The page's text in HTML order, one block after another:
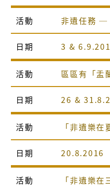
活動 非遺任務 ─
日期 3 &
活動 區區有「盂
日期 26 &
活動 「非遺樂
日期 20.8.2016
活動 「非遺樂